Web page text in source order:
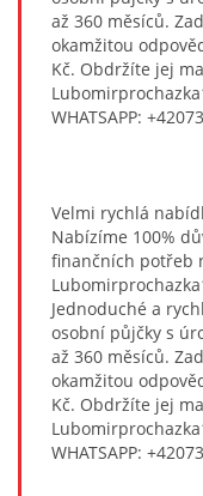
až 360 měsíců.
okamžitou
Kč. Obdržíte jej
WHATSAPP:
Velmi rychlá
Nabízíme 100%
finančních potřeb
Jednoduché a
osobní půjčky s
až 360 měsíců.
okamžitou
Kč. Obdržíte jej
WHATSAPP: